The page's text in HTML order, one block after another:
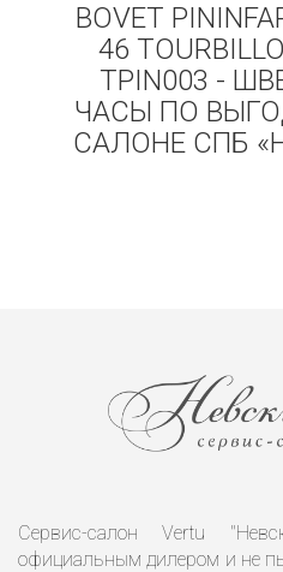
BOVET
46
TPIN003 -
ЧАСЫ ПО
САЛОНЕ СПБ
Сервис-салон Vertu
официальным дилером и не